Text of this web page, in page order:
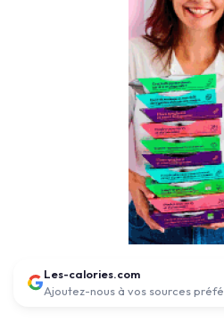
Les-calories.com
Ajoutez-nous à vos sources